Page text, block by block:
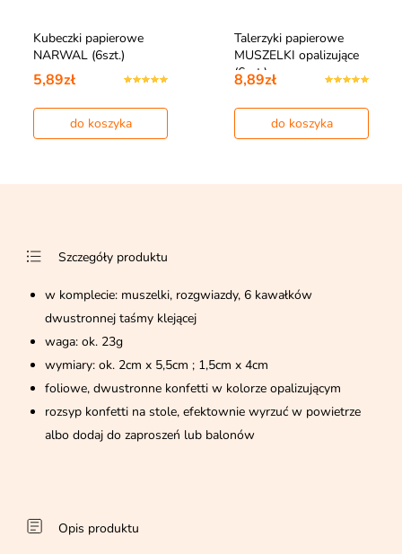
Kubeczki papierowe
NARWAL (6szt.)
5,89zł
do koszyka
Talerzyki papierowe
MUSZELKI opalizujące
(6szt.)
8,89zł
do koszyka
Szczegóły produktu
w komplecie: muszelki, rozgwiazdy, 6 kawałków
dwustronnej taśmy klejącej
waga: ok. 23g
wymiary: ok. 2cm x 5,5cm ; 1,5cm x 4cm
foliowe, dwustronne konfetti w kolorze opalizującym
rozsyp konfetti na stole, efektownie wyrzuć w powietrze
albo dodaj do zaproszeń lub balonów
Opis produktu